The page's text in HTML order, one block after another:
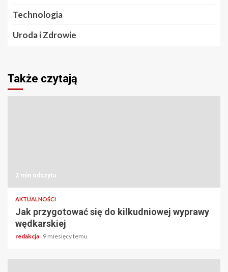
Technologia
Uroda i Zdrowie
Także czytają
2 min odczytu
AKTUALNOŚCI
Jak przygotować się do kilkudniowej wyprawy
wędkarskiej
redakcja 9 miesięcy temu